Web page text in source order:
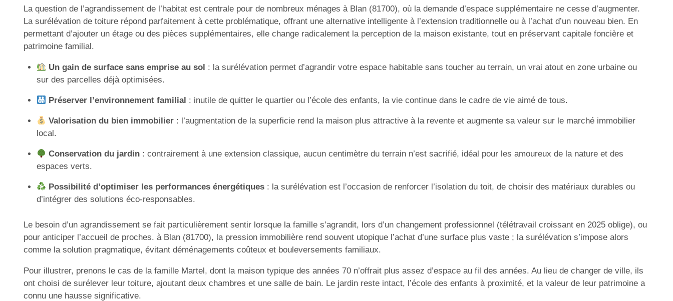
La question de l’agrandissement de l’habitat est centrale pour de nombreux ménages à Blan (81700), où la demande d’espace supplémentaire ne cesse d’augmenter.
La surélévation de toiture répond parfaitement à cette problématique, offrant une alternative intelligente à l’extension traditionnelle ou à l’achat d’un nouveau bien. En
permettant d’ajouter un étage ou des pièces supplémentaires, elle change radicalement la perception de la maison existante, tout en préservant capitale foncière et
patrimoine familial.
Un gain de surface sans emprise au sol : la surélévation permet d’agrandir votre espace habitable sans toucher au terrain, un vrai atout en zone urbaine ou
sur des parcelles déjà optimisées.
Préserver l’environnement familial : inutile de quitter le quartier ou l’école des enfants, la vie continue dans le cadre de vie aimé de tous.
Valorisation du bien immobilier: l’augmentation de la superficie rend la maison plus attractive à la revente et augmente sa valeur sur le marché immobilier
local.
Conservation du jardin: contrairement à une extension classique, aucun centimètre du terrain n’est sacrifié, idéal pour les amoureux de la nature et des
espaces verts.
Possibilité d’optimiser les performances énergétiques: la surélévation est l’occasion de renforcer l’isolation du toit, de choisir des matériaux durables ou
d’intégrer des solutions éco-responsables.
Le besoin d’un agrandissement se fait particulièrement sentir lorsque la famille s’agrandit, lors d’un changement professionnel (télétravail croissant en 2025 oblige), ou
pour anticiper l’accueil de proches. à Blan (81700), la pression immobilière rend souvent utopique l’achat d’une surface plus vaste ; la surélévation s’impose alors
comme la solution pragmatique, évitant déménagements coûteux et bouleversements familiaux.
Pour illustrer, prenons le cas de la famille Martel, dont la maison typique des années 70 n’offrait plus assez d’espace au fil des années. Au lieu de changer de ville, ils
ont choisi de surélever leur toiture, ajoutant deux chambres et une salle de bain. Le jardin reste intact, l’école des enfants à proximité, et la valeur de leur patrimoine a
connu une hausse significative.